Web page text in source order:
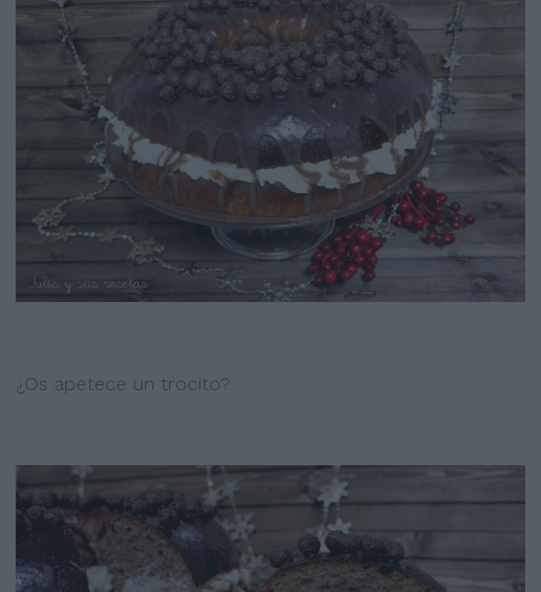
¿Os apetece un trocito?